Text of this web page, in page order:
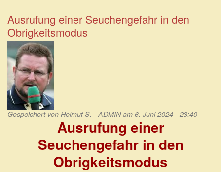
war
mediales
Ereignis,
eine
Chimäre
oder
eine
Illusion
Ausrufung einer Seuchengefahr in den
Obrigkeitsmodus
Gespeichert von Helmut S. - ADMINam 6. Juni 2024 - 23:40
Ausrufung einer
Seuchengefahr in den
Obrigkeitsmodus